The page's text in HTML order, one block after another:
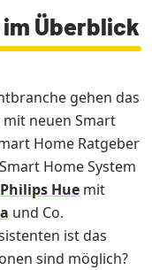
Überblick
gehen das
neuen Smart
Home Ratgeber
Home System
Philips Hue mit
und Co.
ist das
sind möglich?